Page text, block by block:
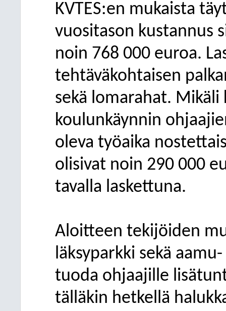
KVTES:en mukaista
vuositason kustannus
noin 768 000 euroa.
tehtäväkohtaisen
sekä lomarahat. Mikäli
koulunkäynnin
oleva työaika
olisivat noin 290 000
tavalla laskettuna.
Aloitteen tekijöiden
läksyparkki sekä
tuoda ohjaajille
tälläkin hetkellä